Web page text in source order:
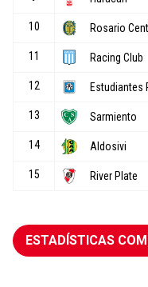
ESTADÍSTICAS